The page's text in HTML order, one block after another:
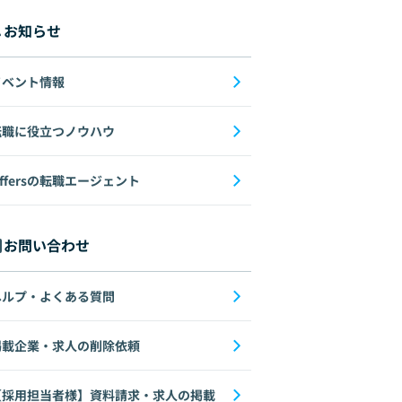
お知らせ
ント情報
に役立つノウハウ
の転職エージェント
お問い合わせ
プ・よくある質問
企業・求人の削除依頼
用担当者様】資料請求・求人の掲載